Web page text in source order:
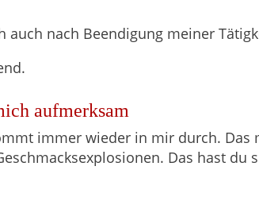
auch nach Beendigung meiner
aufmerksam
immer wieder in mir durch. Das
Das hast